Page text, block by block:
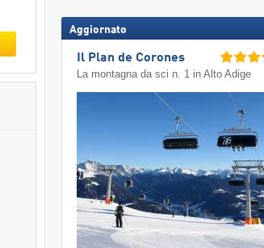
Aggiornato
Il Plan de Corones
La montagna da sci n. 1 in Alto Adige